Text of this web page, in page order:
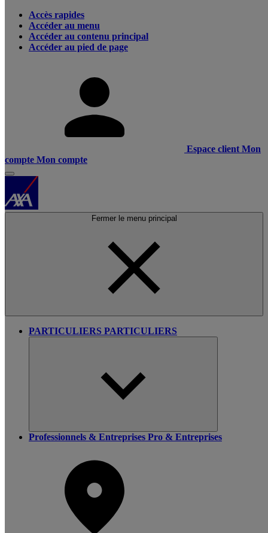
Accès rapides
Accéder au menu
Accéder au contenu principal
Accéder au pied de page
Espace client Mon
compte Mon compte
Fermer le menu principal
PARTICULIERS PARTICULIERS
Professionnels & Entreprises Pro & Entreprises